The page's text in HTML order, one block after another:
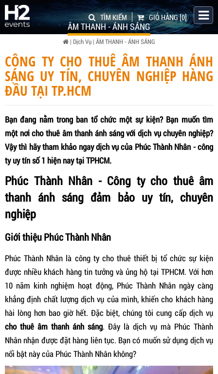
GIỎ HÀNG[0]
TÌM KIẾM
ÂM THANH - ÁNH SÁNG
| Dịch Vụ | ÂM THANH - ÁNH SÁNG
CÔNG TY CHO THUÊ ÂM THANH ÁNH
SÁNG UY TÍN, CHUYÊN NGHIỆP HÀNG
ĐẦU TẠI TP.HCM
Bạn đang nằm trong ban tổ chức một sự kiện? Bạn muốn tìm
một nơi cho thuê âm thanh ánh sáng với dịch vụ chuyên nghiệp?
Vậy thì hãy tham khảo ngay dịch vụ của Phúc Thành Nhân - công
ty uy tín số 1 hiện nay tại TPHCM.
Phúc Thành Nhân - Công ty cho thuê âm
thanh ánh sáng đảm bảo uy tín, chuyên
nghiệp
Giới thiệu Phúc Thành Nhân
Phúc Thành Nhân là công ty cho thuê thiết bị tổ chức sự kiện
được nhiều khách hàng tin tưởng và ủng hộ tại TPHCM. Với hơn
10 năm kinh nghiệm hoạt động, Phúc Thành Nhân ngày càng
khẳng định chất lượng dịch vụ của mình, khiến cho khách hàng
hài lòng hơn bao giờ hết. Đặc biệt, chúng tôi cung cấp dịch vụ
cho thuê âm thanh ánh sáng. Đây là dịch vụ mà Phúc Thành
Nhân nhận được đặt hàng liên tục. Bạn có muốn sử dụng dịch vụ
nổi bật này của Phúc Thành Nhân không?